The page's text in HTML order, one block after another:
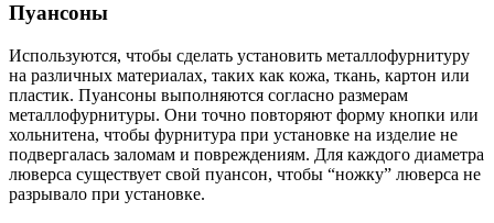
Пуансоны
Используются, чтобы сделать установить металлофурнитуру
на различных материалах, таких как кожа, ткань, картон или
пластик. Пуансоны выполняются согласно размерам
металлофурнитуры. Они точно повторяют форму кнопки или
хольнитена, чтобы фурнитура при установке на изделие не
подвергалась заломам и повреждениям. Для каждого диаметра
люверса существует свой пуансон, чтобы “ножку” люверса не
разрывало при установке.